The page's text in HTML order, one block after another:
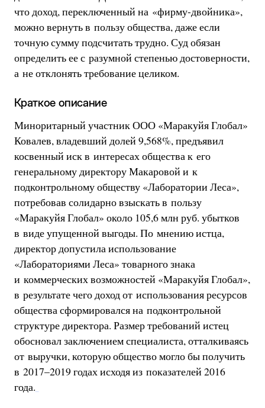
что доход, переключенный на «фирму-двойника»,
можно вернуть в пользу общества, даже если
точную сумму подсчитать трудно. Суд обязан
определить ее с разумной степенью достоверности,
а не отклонять требование целиком.
Краткое описание
Миноритарный участник ООО «Маракуйя Глобал»
Ковалев, владевший долей 9,568%, предъявил
косвенный иск в интересах общества к его
генеральному директору Макаровой и к
подконтрольному обществу «Лаборатории Леса»,
потребовав солидарно взыскать в пользу
«Маракуйя Глобал» около 105,6 млн руб. убытков
в виде упущенной выгоды. По мнению истца,
директор допустила использование
«Лабораториями Леса» товарного знака
и коммерческих возможностей «Маракуйя Глобал»,
в результате чего доход от использования ресурсов
общества сформировался на подконтрольной
структуре директора. Размер требований истец
обосновал заключением специалиста, отталкиваясь
от выручки, которую общество могло бы получить
в 2017–2019 годах исходя из показателей 2016
года.